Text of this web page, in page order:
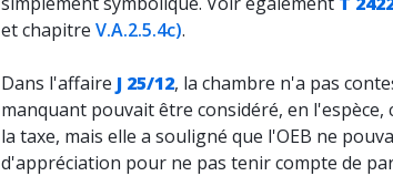
et chapitre V.A.2.5.4c).
Dans l'affaire J 25/12, la chambre n'a pas
manquant pouvait être considéré, en l'espèce,
la taxe, mais elle a souligné que l'OEB ne
d'appréciation pour ne pas tenir compte de